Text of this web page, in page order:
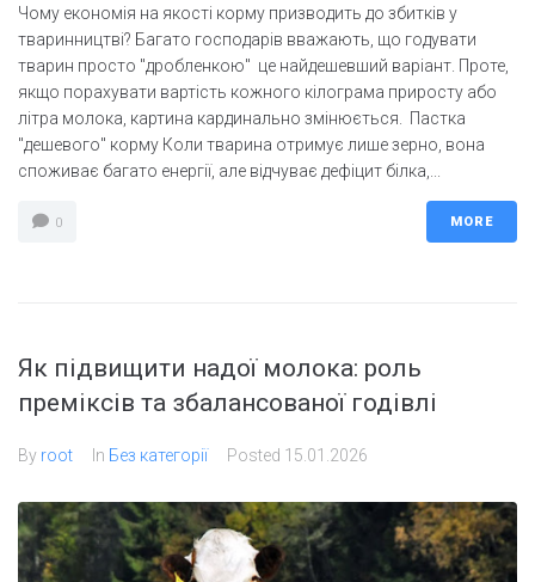
Чому економія на якості корму призводить до збитків у
тваринництві? Багато господарів вважають, що годувати
тварин просто "дробленкою" це найдешевший варіант. Проте,
якщо порахувати вартість кожного кілограма приросту або
літра молока, картина кардинально змінюється. Пастка
"дешевого" корму Коли тварина отримує лише зерно, вона
споживає багато енергії, але відчуває дефіцит білка,...
0 MORE
Як підвищити надої молока: роль
преміксів та збалансованої годівлі
By root In Без категорії Posted 15.01.2026